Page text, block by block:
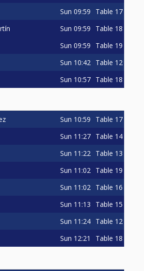
Sun 09:59 Table 17
Sun 09:59 Table 18
Sun 09:59 Table 19
Sun 10:42 Table 12
Sun 10:57 Table 18
Sun 10:59 Table 17
Sun 11:27 Table 14
Sun 11:22 Table 13
Sun 11:02 Table 19
Sun 11:02 Table 16
Sun 11:13 Table 15
Sun 11:24 Table 12
Sun 12:21 Table 18